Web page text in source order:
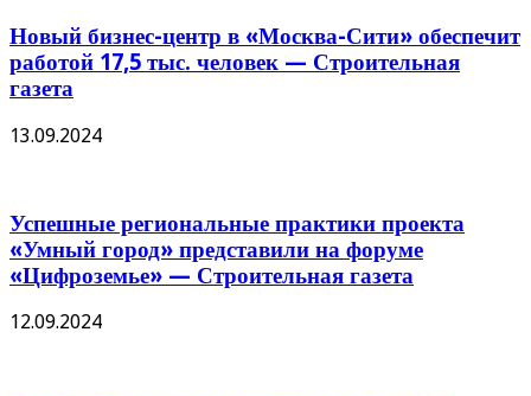
Новый бизнес-центр в «Москва-Сити» обеспечит
работой 17,5 тыс. человек — Строительная
газета
13.09.2024
Успешные региональные практики проекта
«Умный город» представили на форуме
«Цифроземье» — Строительная газета
12.09.2024